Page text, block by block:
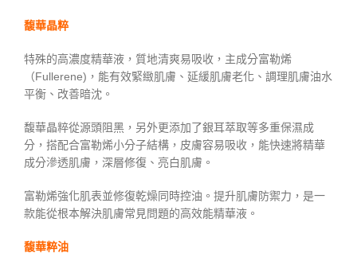
馥華晶粹
特殊的高濃度精華液，質地清爽易吸收，主成分富勒烯
（Fullerene)，能有效緊緻肌膚、延緩肌膚老化、調理肌膚油水
平衡、改善暗沈。
馥華晶粹從源頭阻黑，另外更添加了銀耳萃取等多重保濕成
分，搭配合富勒烯小分子結構，皮膚容易吸收，能快速將精華
成分滲透肌膚，深層修復、亮白肌膚。
富勒烯強化肌表並修復乾燥同時控油。提升肌膚防禦力，是一
款能從根本解決肌膚常見問題的高效能精華液。
馥華粹油